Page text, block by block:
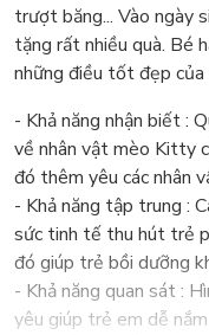
trượt băng... Vào ngày
tặng rất nhiều quà. Bé
những điều tốt đẹp của
- Khả năng nhận biết :
về nhân vật mèo Kitty
đó thêm yêu các nhân
- Khả năng tập trung :
sức tinh tế thu hút trẻ
đó giúp trẻ bồi dưỡng
- Khả năng quan sát :
yêu giúp trẻ em dễ